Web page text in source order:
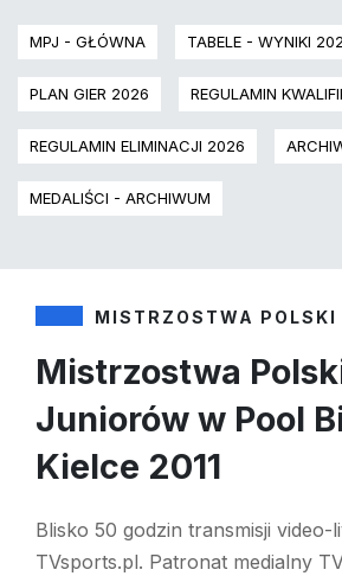
MPJ - GŁÓWNA TABELE - WYNIKI
PLAN GIER 2026 REGULAMIN
REGULAMIN ELIMINACJI 2026
MEDALIŚCI - ARCHIWUM
MISTRZOSTWA POLSKI
Mistrzostwa
Juniorów w Pool
Kielce 2011
Blisko 50 godzin transmisji video-
TVsports.pl. Patronat medialny